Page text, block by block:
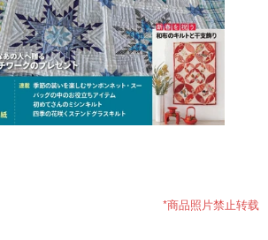
*商品照片禁止转载